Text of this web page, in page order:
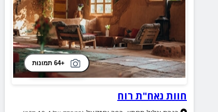
+64 תמונות
חוות נאח"ת רוח